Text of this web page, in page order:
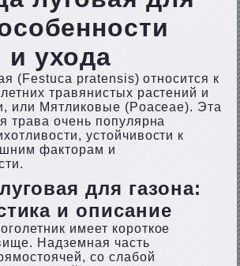
и ухода
(Festuca pratensis) относится к
травянистых растений и
или Мятликовые (Poaceae). Эта
трава очень популярна
устойчивости к
факторам и
для газона:
и описание
имеет короткое
Надземная часть
со слабой